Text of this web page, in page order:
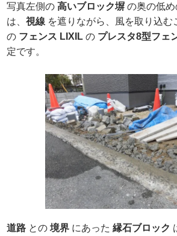
写真左側の 高いブロック塀 の奥の低め
は、視線 を遮りながら、風を取り込む
の フェンス LIXIL の プレスタ8型フェ
定です。
道路 との境界 にあった縁石ブロック